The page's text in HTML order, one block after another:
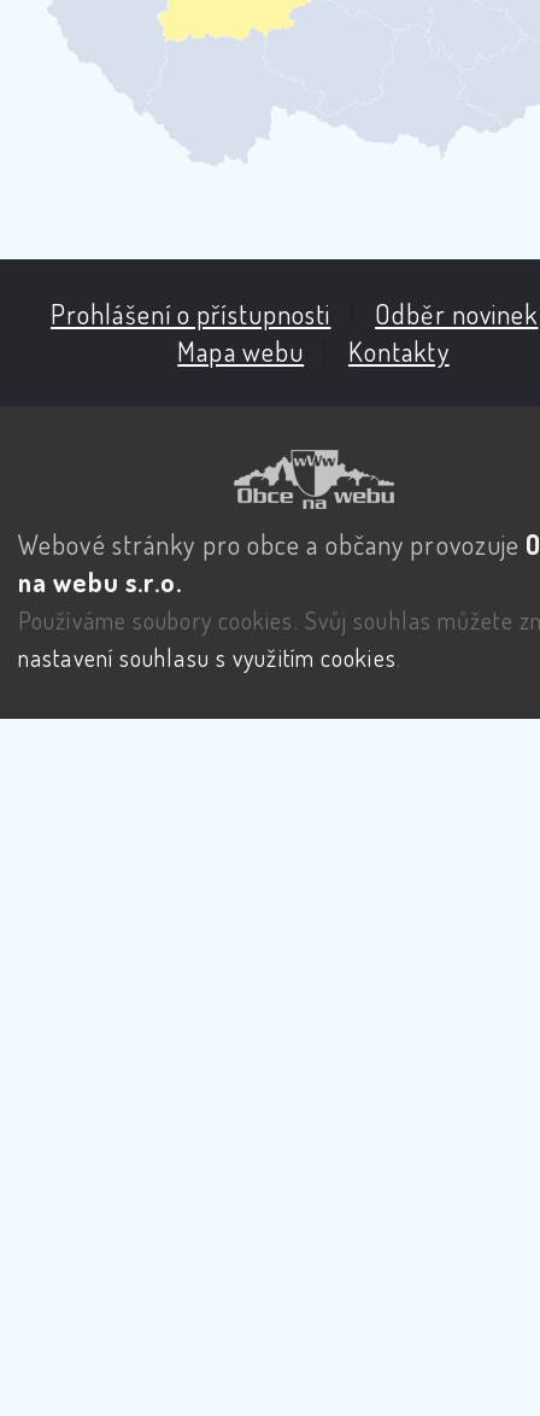
Prohlášení o přístupnosti Odběr novinek
Mapa webu
Kontakty
Webové stránky pro obce a občany provozuje
na webu s.r.o.
Používáme soubory cookies. Svůj souhlas můžete
nastavení souhlasu s využitím cookies.